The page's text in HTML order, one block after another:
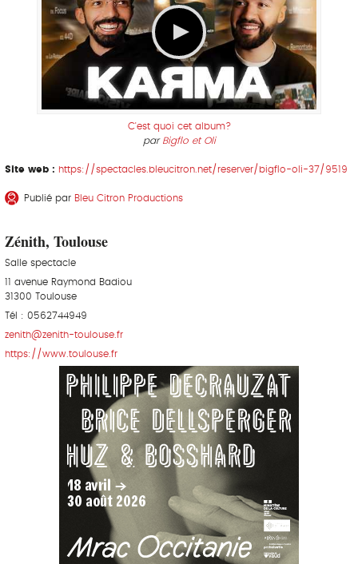
C'est quoi cet album?
par Bigflo et Oli
Site web : https://spectacles.bleucitron.net/reserver/bigflo-oli-37/9519
Publié par Bleu Citron Productions
Zénith, Toulouse
Salle spectacle
11 avenue Raymond Badiou
31300 Toulouse
Tél : 0562744949
zenith@zenith-toulouse.fr
https://www.toulouse.fr